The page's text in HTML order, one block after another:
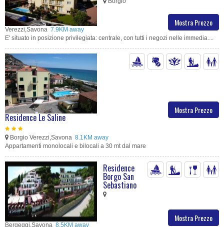
Mostra Prezzo
Verezzi,Savona 7.9KM away
E' situato in posizione privilegiata: centrale, con tutti i negozi nelle immedia....
Mostra Prezzo
Residence Le Saline
Borgio Verezzi,Savona 8.1KM away
Appartamenti monolocali e bilocali a 30 mt dal mare
Mostra Prezzo
Residence
Borgo San
Sebastiano
Bergeggi,Savona 8.5KM away